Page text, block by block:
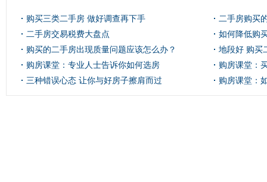
购买三类二手房 做好调查再下手
二手房交易税费大盘点
购买的二手房出现质量问题应该怎么办？
购房课堂：专业人士告诉你如何选房
三种错误心态 让你与好房子擦肩而过
二手房购买
如何降低购
地段好 购买
购房课堂：
购房课堂：